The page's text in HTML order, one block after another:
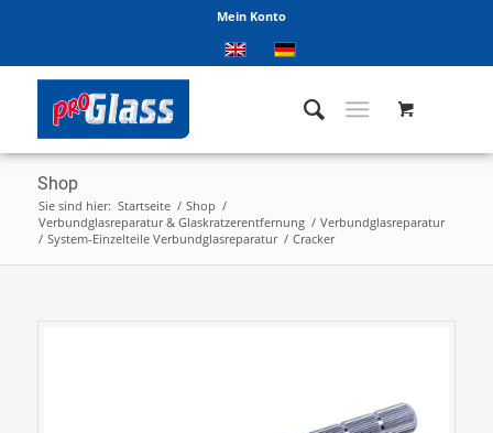
Mein Konto
Shop
Sie sind hier: Startseite / Shop /
Verbundglasreparatur & Glaskratzerentfernung / Verbundglasreparatur
/ System-Einzelteile Verbundglasreparatur / Cracker